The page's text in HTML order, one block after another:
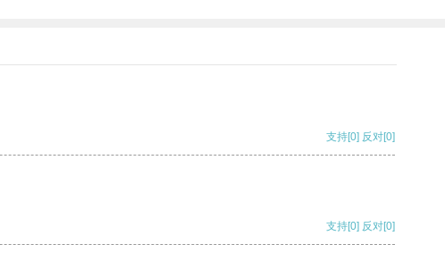
支持[0] 反对[0]
支持[0] 反对[0]